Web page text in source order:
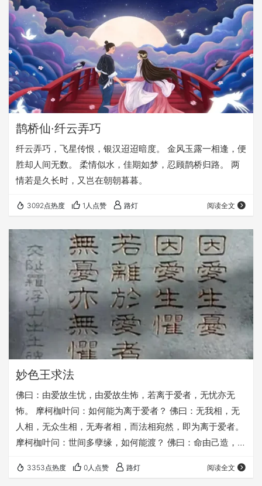
鹊桥仙·纤云弄巧
纤云弄巧，飞星传恨，银汉迢迢暗度。 金风玉露一相逢，便
胜却人间无数。 柔情似水，佳期如梦，忍顾鹊桥归路。 两
情若是久长时，又岂在朝朝暮暮。
3092点热度 1人点赞 路灯 阅读全文
妙色王求法
佛曰：由爱故生忧，由爱故生怖，若离于爱者，无忧亦无
怖。 摩柯枷叶问：如何能为离于爱者？ 佛曰：无我相，无
人相，无众生相，无寿者相，而法相宛然，即为离于爱者。
摩柯枷叶问：世间多孽缘，如何能渡？ 佛曰：命由己造，相
物皆不动。 摩柯枷叶问：此非易事。 佛曰：爱别离，怨憎
3353点热度 0人点赞 路灯 阅读全文